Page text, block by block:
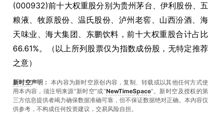
(000932)前十大权重股分别为贵州茅台、伊利股份、五
粮液、牧原股份、温氏股份、泸州老窖、山西汾酒、海
天味业、海大集团、东鹏饮料，前十大权重股合计占比
66.61%。（以上所列股票仅为指数成份股，无特定推荐
之意）
新时空声明： 本内容为新时空原创内容，复制、转载或以其他任何方式使
用本内容，须注明来源“新时空”或“NewTimeSpace”。新时空及授权的第
三方信息提供者竭力确保数据准确可靠，但不保证数据绝对正确。本內容仅
供参考，不构成任何投资建议，交易风险自担。